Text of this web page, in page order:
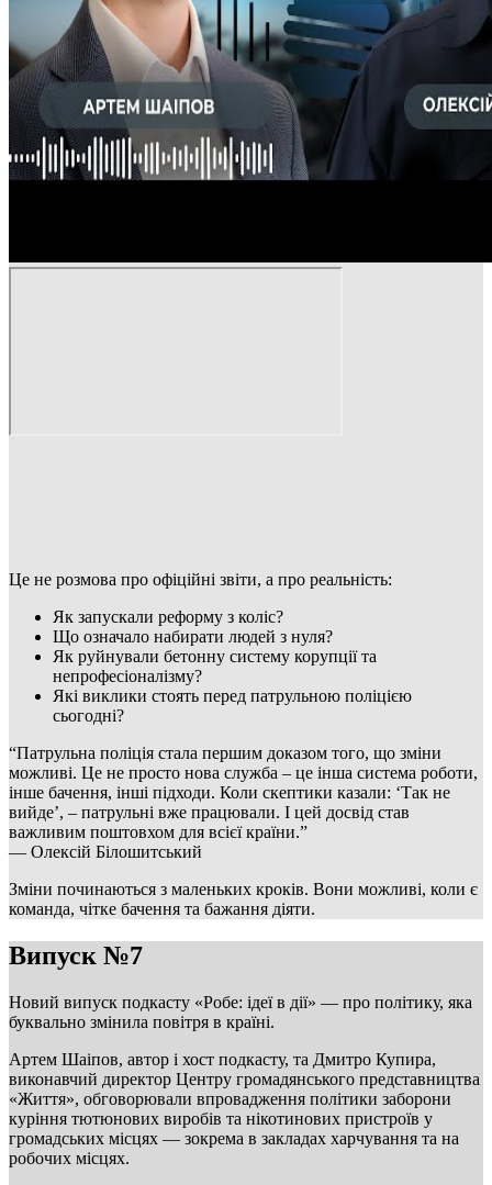
Це не розмова про офіційні звіти, а про реальність:
Як запускали реформу з коліс?
Що означало набирати людей з нуля?
Як руйнували бетонну систему корупції та
непрофесіоналізму?
Які виклики стоять перед патрульною поліцією
сьогодні?
“Патрульна поліція стала першим доказом того, що зміни
можливі. Це не просто нова служба – це інша система роботи,
інше бачення, інші підходи. Коли скептики казали: ‘Так не
вийде’, – патрульні вже працювали. І цей досвід став
важливим поштовхом для всієї країни.”
— Олексій Білошитський
Зміни починаються з маленьких кроків. Вони можливі, коли є
команда, чітке бачення та бажання діяти.
Випуск №7
Новий випуск подкасту «Робе: ідеї в дії» — про політику, яка
буквально змінила повітря в країні.
Артем Шаіпов, автор і хост подкасту, та Дмитро Купира,
виконавчий директор Центру громадянського представництва
«Життя», обговорювали впровадження політики заборони
куріння тютюнових виробів та нікотинових пристроїв у
громадських місцях — зокрема в закладах харчування та на
робочих місцях.